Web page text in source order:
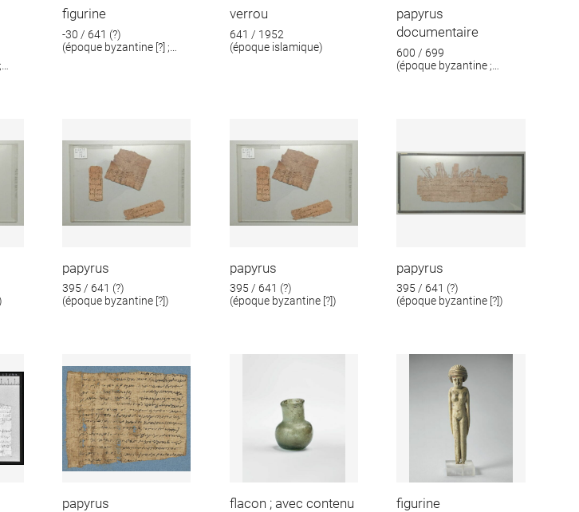
figurine
-30 / 641 (?)
(époque byzantine [?] ;
verrou
641 / 1952
(époque islamique)
papyrus
documentaire
600 / 699
(époque byzantine ;
papyrus
395 / 641 (?)
(époque byzantine [?])
papyrus
395 / 641 (?)
(époque byzantine [?])
papyrus
395 / 641 (?)
(époque byzantine [?])
papyrus
flacon ; avec contenu figurine